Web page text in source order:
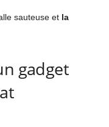
sauteuse et la
gadget